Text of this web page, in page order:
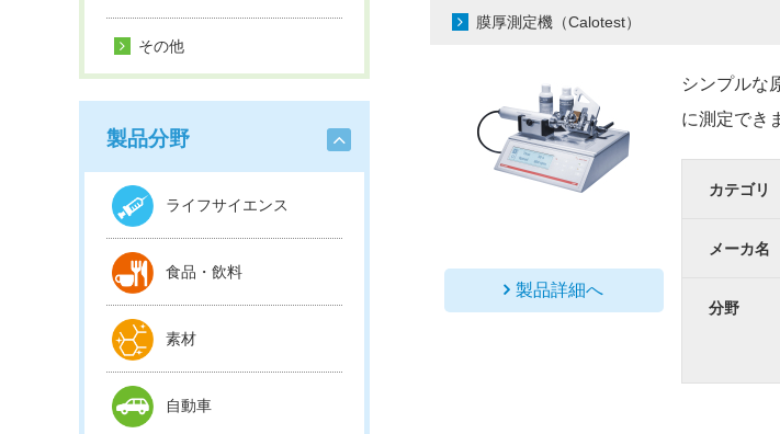
その他
製品分野
ライフサイエンス
食品・飲料
素材
自動車
膜厚測定機（Calotest）
製品詳細へ
シンプルな
に測定でき
カテゴリ
メーカ名
分野